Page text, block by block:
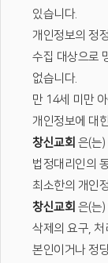
있습니다.
개인정보의 정
수집 대상으로
없습니다.
만 14세 미만
개인정보에 대
창신교회 은(는
법정대리인의
최소한의 개인
창신교회 은(는
삭제의 요구,
본인이거나 정